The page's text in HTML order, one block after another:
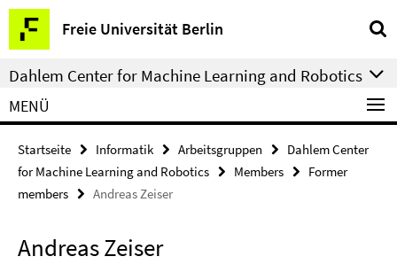
Springe
direkt
zu
Inhalt
Freie Universität Berlin
Service-
Navigation
Dahlem Center for Machine Learning and Robotics
MENÜ
Startseite Informatik Arbeitsgruppen
Dahlem Center
for Machine Learning and Robotics
Members
Former
members
Andreas Zeiser
Andreas Zeiser